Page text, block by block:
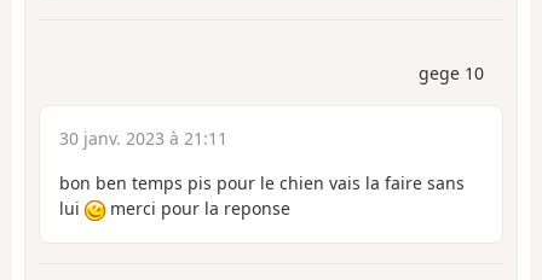
gege 10
30 janv. 2023 à 21:11
bon ben temps pis pour le chien vais la faire sans
lui
merci pour la reponse